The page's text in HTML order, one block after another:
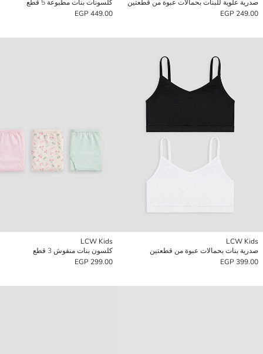
صدرية علوية للبنات بحمالات عبوة من قطعتين
249.00 EGP
كلسونات بنات مطبوعة 5 قطع
449.00 EGP
LCW Kids
صدرية بنات بحمالات عبوة من قطعتين
399.00 EGP
LCW Kids
كلسون بنات منقوش 3 قطع
299.00 EGP